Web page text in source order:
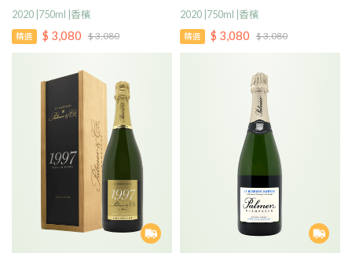
中白年份香檳
2020 |750ml |香檳
精選 $ 3,080 $ 3,080
中白年份香檳
2020 |750ml |香檳
精選 $ 3,080 $ 3,080